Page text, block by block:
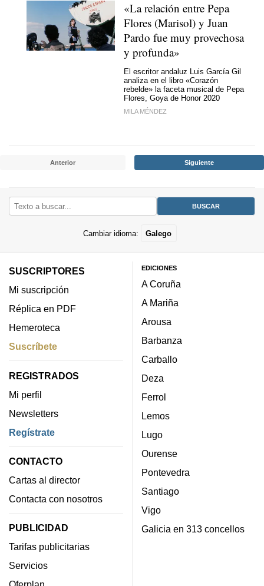
«La relación entre Pepa
Flores (Marisol) y Juan
Pardo fue muy provechosa
y profunda»
El escritor andaluz Luis García Gil
analiza en el libro «Corazón
rebelde» la faceta musical de Pepa
Flores, Goya de Honor 2020
MILA MÉNDEZ
Anterior Siguiente
Cambiar idioma: Galego
SUSCRIPTORES
Mi suscripción
Réplica en PDF
Hemeroteca
Suscríbete
REGISTRADOS
Mi perfil
Newsletters
Regístrate
CONTACTO
Cartas al director
Contacta con nosotros
PUBLICIDAD
Tarifas publicitarias
Servicios
EDICIONES
A Coruña
A Mariña
Arousa
Barbanza
Carballo
Deza
Ferrol
Lemos
Lugo
Ourense
Pontevedra
Santiago
Vigo
Galicia en 313 concellos